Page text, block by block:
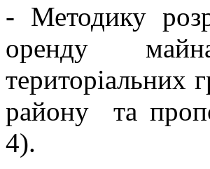
- Методику
оренду
територіальних
району та
4).